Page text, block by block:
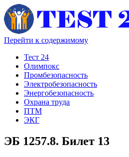
Перейти к содержимому
Тест 24
Олимпокс
Промбезопасность
Электробезопасность
Энергобезопасность
Охрана труда
ПТМ
ЭКГ
ЭБ 1257.8. Билет 13